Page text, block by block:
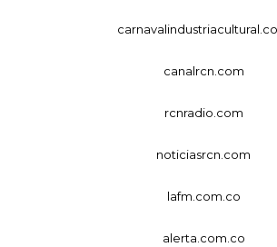
canalrcn.com
rcnradio.com
noticiasrcn.com
lafm.com.co
alerta.com.co